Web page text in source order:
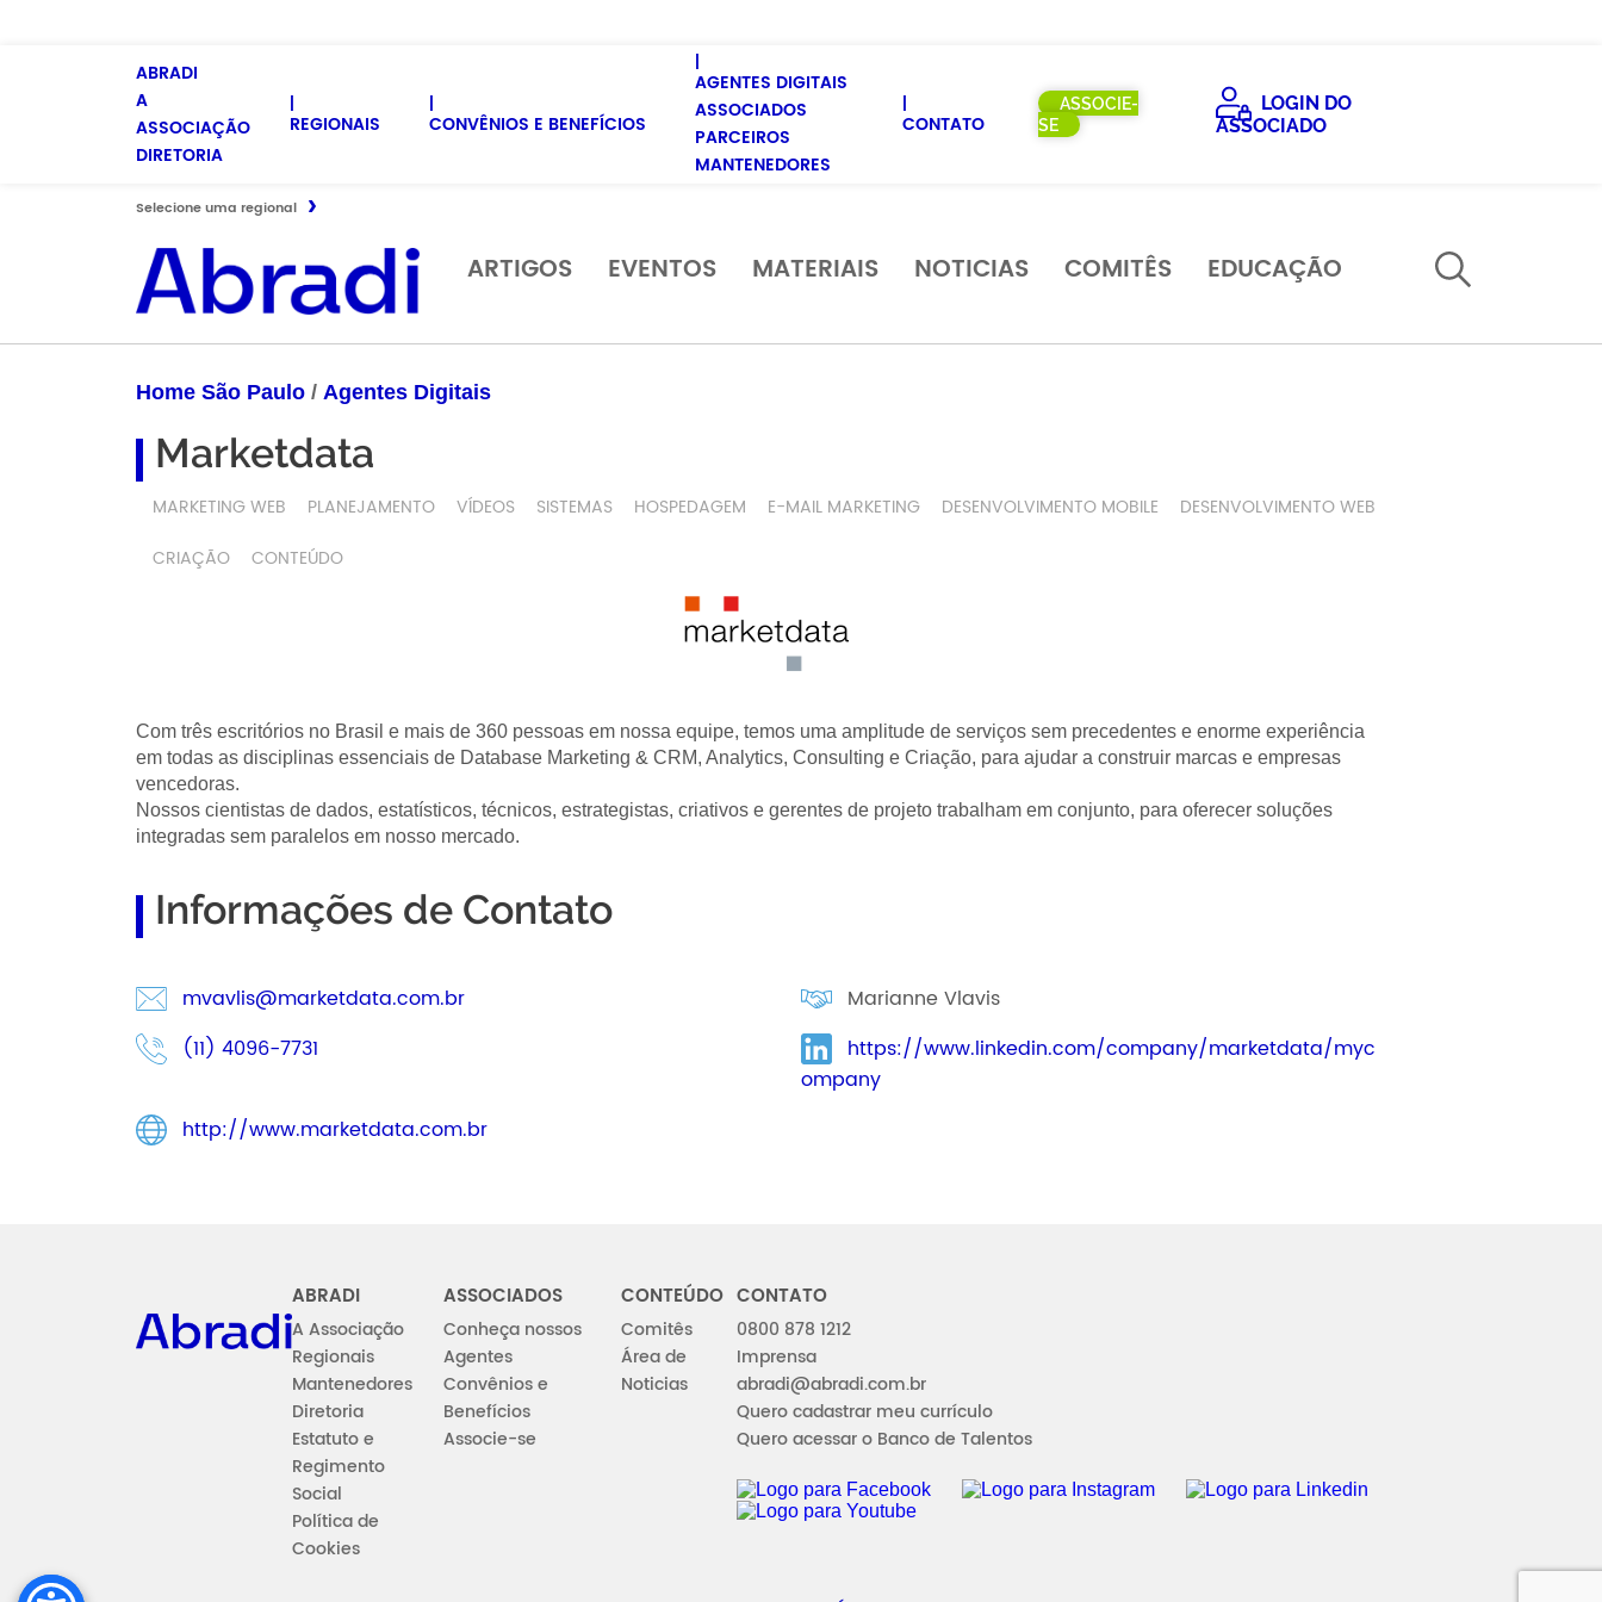
ABRADI
A
ASSOCIAÇÃO
DIRETORIA
REGIONAIS CONVÊNIOS E BENEFÍCIOS
AGENTES DIGITAIS
ASSOCIADOS
PARCEIROS
MANTENEDORES
CONTATO
ASSOCIE-
SE
LOGIN DO
ASSOCIADO
Selecione uma regional
ARTIGOS EVENTOS MATERIAIS NOTICIAS COMITÊS EDUCAÇÃO
Home São Paulo / Agentes Digitais
Marketdata
MARKETING WEB PLANEJAMENTO VÍDEOS SISTEMAS HOSPEDAGEM E-MAIL MARKETING DESENVOLVIMENTO MOBILE
DESENVOLVIMENTO WEB
CRIAÇÃO
CONTEÚDO
Com três escritórios no Brasil e mais de 360 pessoas em nossa equipe, temos uma amplitude de serviços sem precedentes e enorme experiência
em todas as disciplinas essenciais de Database Marketing & CRM, Analytics, Consulting e Criação, para ajudar a construir marcas e empresas
vencedoras.
Nossos cientistas de dados, estatísticos, técnicos, estrategistas, criativos e gerentes de projeto trabalham em conjunto, para oferecer soluções
integradas sem paralelos em nosso mercado.
Informações de Contato
mvavlis@marketdata.com.br
Marianne Vlavis
(11) 4096-7731
https://www.linkedin.com/company/marketdata/myc
ompany
http://www.marketdata.com.br
ABRADI
A Associação
Regionais
Mantenedores
Diretoria
Estatuto e
Regimento
Social
Política de
Cookies
ASSOCIADOS
Conheça nossos
Agentes
Convênios e
Benefícios
Associe-se
CONTEÚDO
Comitês
Área de
Noticias
CONTATO
0800 878 1212
Imprensa
abradi@abradi.com.br
Quero cadastrar meu currículo
Quero acessar o Banco de Talentos
FACEBOOK INSTAGRAM LINKEDIN
YOUTUBE